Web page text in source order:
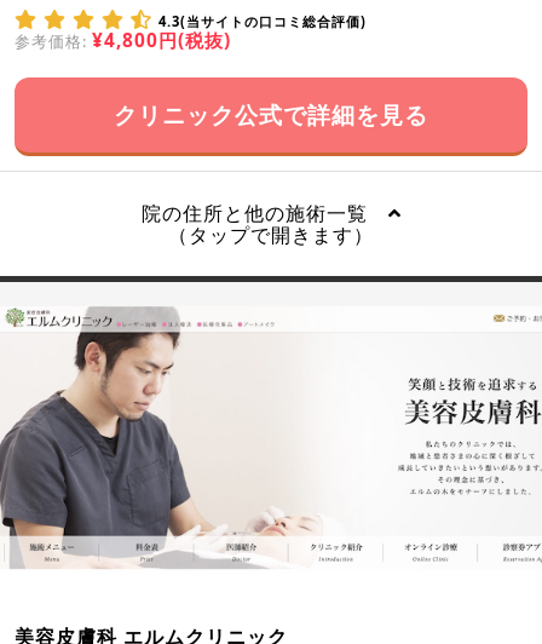
4.3(当サイトの口コミ総合評価)
参考価格: ¥4,800円(税抜)
クリニック公式で詳細を見る
院の住所と他の施術一覧
（タップで開きます）
美容皮膚科 エルムクリニック